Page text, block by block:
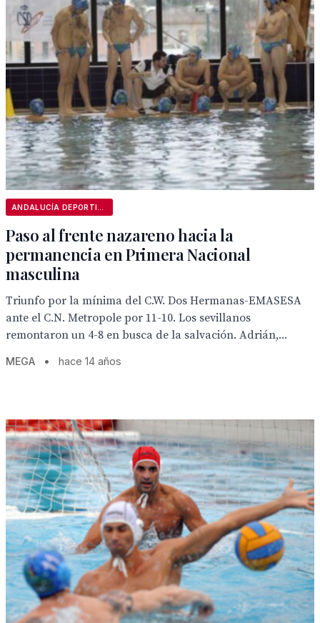
Paso al frente nazareno hacia la
permanencia en Primera Nacional
masculina
Triunfo por la mínima del C.W. Dos Hermanas-EMASESA
ante el C.N. Metropole por 11-10. Los sevillanos
remontaron un 4-8 en busca de la salvación. Adrián,...
MEGA • hace 14 años